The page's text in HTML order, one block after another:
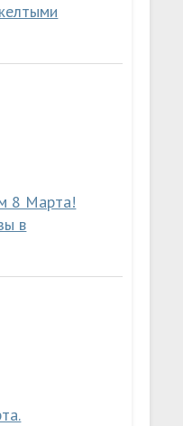
8 Марта!
в